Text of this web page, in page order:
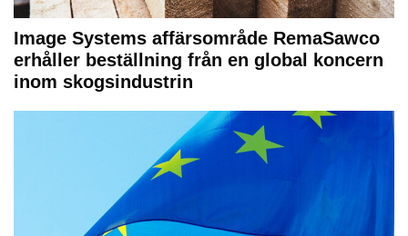
Image Systems affärsområde RemaSawco
erhåller beställning från en global koncern
inom skogsindustrin